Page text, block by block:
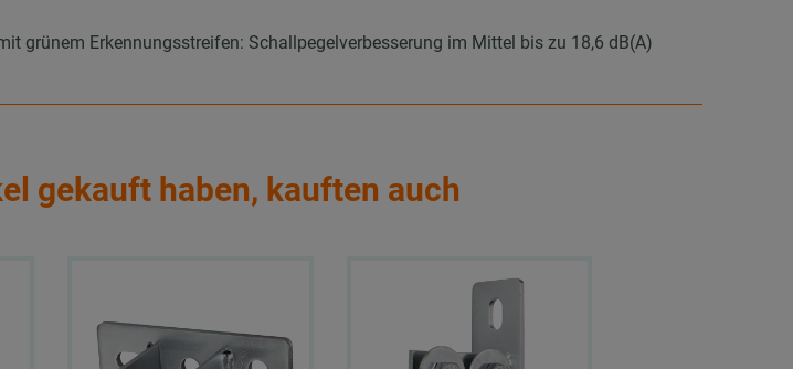
grünem Erkennungsstreifen: Schallpegelverbesserung im Mittel bis zu 18,6 dB(A)
gekauft haben, kauften auch